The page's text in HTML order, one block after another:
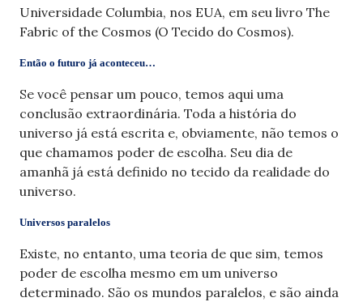
Universidade Columbia, nos EUA, em seu livro The
Fabric of the Cosmos (O Tecido do Cosmos).
Então o futuro já aconteceu…
Se você pensar um pouco, temos aqui uma
conclusão extraordinária. Toda a história do
universo já está escrita e, obviamente, não temos o
que chamamos poder de escolha. Seu dia de
amanhã já está definido no tecido da realidade do
universo.
Universos paralelos
Existe, no entanto, uma teoria de que sim, temos
poder de escolha mesmo em um universo
determinado. São os mundos paralelos, e são ainda